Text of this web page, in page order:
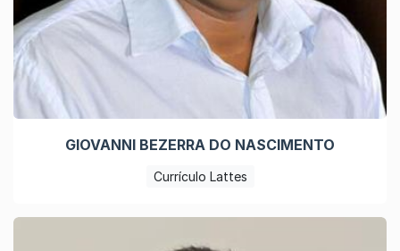
GIOVANNI BEZERRA DO NASCIMENTO
Currículo Lattes